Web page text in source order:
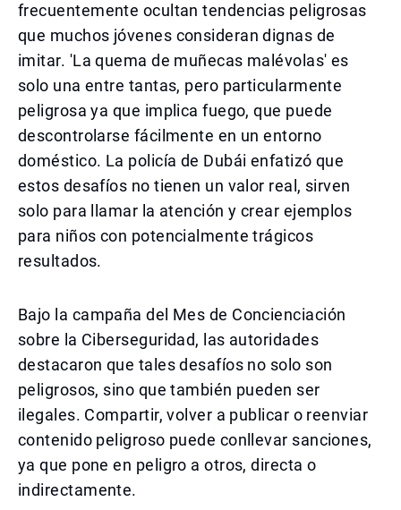
frecuentemente ocultan tendencias peligrosas
que muchos jóvenes consideran dignas de
imitar. 'La quema de muñecas malévolas' es
solo una entre tantas, pero particularmente
peligrosa ya que implica fuego, que puede
descontrolarse fácilmente en un entorno
doméstico. La policía de Dubái enfatizó que
estos desafíos no tienen un valor real, sirven
solo para llamar la atención y crear ejemplos
para niños con potencialmente trágicos
resultados.
Bajo la campaña del Mes de Concienciación
sobre la Ciberseguridad, las autoridades
destacaron que tales desafíos no solo son
peligrosos, sino que también pueden ser
ilegales. Compartir, volver a publicar o reenviar
contenido peligroso puede conllevar sanciones,
ya que pone en peligro a otros, directa o
indirectamente.